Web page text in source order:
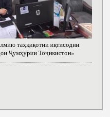
таҳқиқотии иқтисодии
Ҷумҳурии Тоҷикистон»